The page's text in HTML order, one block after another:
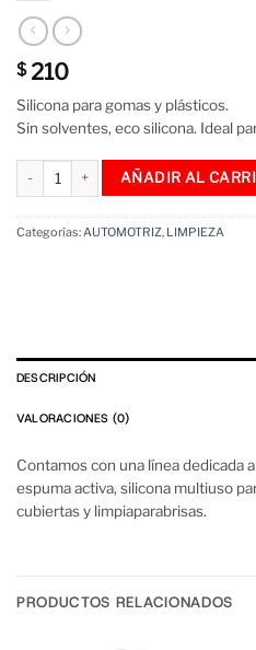
$210
Silicona para gomas y plásticos.
Sin solventes, eco silicona. Ideal
Silicona Multiuso Para Autos
AÑADIR AL
Categorías: AUTOMOTRIZ, LIMPIEZA
DESCRIPCIÓN
VALORACIONES (0)
Contamos con una línea dedicada
espuma activa, silicona multiuso
cubiertas y limpiaparabrisas.
PRODUCTOS RELACIONADOS